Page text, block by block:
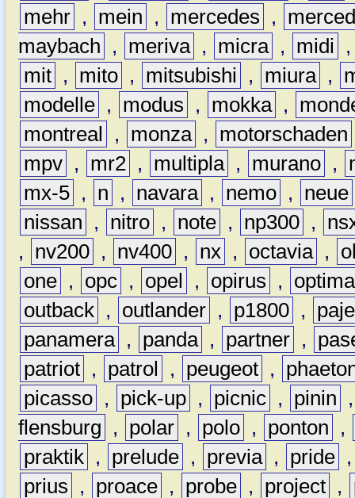
mehr , mein , mercedes ,
maybach
, meriva , micra , midi
mit , mito , mitsubishi , miura ,
modelle , modus , mokka ,
montreal
, monza , motorschaden
mpv , mr2 , multipla , murano ,
mx-5 , n , navara , nemo , neue
nissan
, nitro , note , np300 ,
,
nv200 , nv400 , nx , octavia ,
one , opc , opel , opirus ,
optima
outback , outlander , p1800 ,
panamera , panda , partner ,
patriot , patrol , peugeot ,
picasso , pick-up , picnic , pinin
flensburg
, polar , polo , ponton
,
praktik , prelude , previa , pride
prius
, proace , probe , project ,